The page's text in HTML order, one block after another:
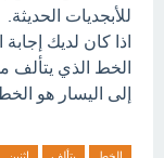
للأبجديات الحديثة.
اذا كان لديك
الخط الذي يتألف
إلى اليسار هو